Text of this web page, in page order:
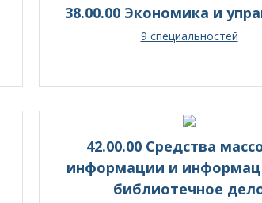
38.00.00 Экономика и
9 специальностей
42.00.00 Средства
информации и
библиотечное